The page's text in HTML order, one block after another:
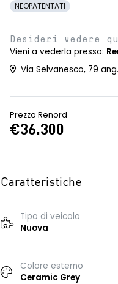
NEOPATENTATI
Desideri vedere
Vieni a vederla presso:
Via Selvanesco, 79
Prezzo Renord
€36.300
Caratteristiche
Tipo di veicolo
Nuova
Colore esterno
Ceramic Grey